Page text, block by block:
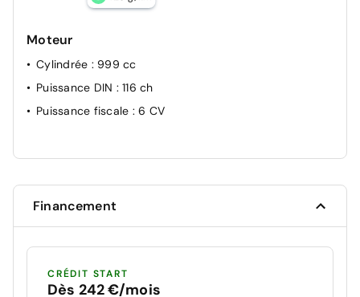
Moteur
Cylindrée : 999 cc
Puissance DIN : 116 ch
Puissance fiscale : 6 CV
Financement
CRÉDIT START
Dès 242 €/mois